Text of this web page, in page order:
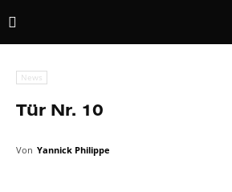
News
Tür Nr. 10
Von Yannick Philippe